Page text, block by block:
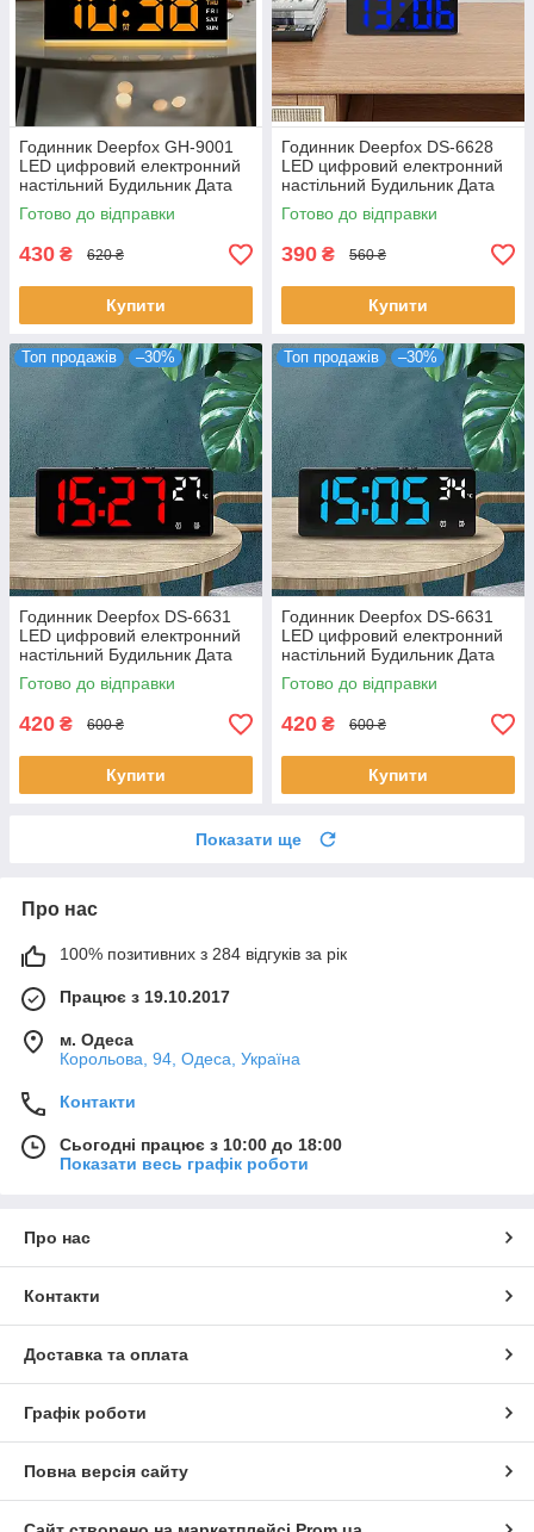
Годинник Deepfox GH-9001
LED цифровий електронний
настільний Будильник Дата
Температура Підсвітка
16х6,7см оранжевий
Готово до відправки
430 ₴ 620 ₴
Купити
Годинник Deepfox DS-6628
LED цифровий електронний
настільний Будильник Дата
Температура 15.5 х 6.3см
Готово до відправки
390 ₴ 560 ₴
Купити
Топ продажів –30%
Годинник Deepfox DS-6631
LED цифровий електронний
настільний Будильник Дата
Температура червоний
Готово до відправки
420 ₴ 600 ₴
Купити
Топ продажів –30%
Годинник Deepfox DS-6631
LED цифровий електронний
настільний Будильник Дата
Температура синій
Готово до відправки
420 ₴ 600 ₴
Купити
Показати ще
Про нас
100% позитивних з 284 відгуків за рік
Працює з 19.10.2017
м. Одеса
Корольова, 94, Одеса, Україна
Контакти
Сьогодні працює з 10:00 до 18:00
Показати весь графік роботи
Про нас
Контакти
Доставка та оплата
Графік роботи
Повна версія сайту